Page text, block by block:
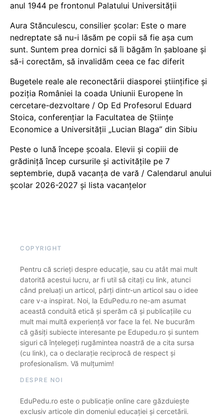
anul 1944 pe frontonul Palatului Universității
Aura Stănculescu, consilier școlar: Este o mare
nedreptate să nu-i lăsăm pe copii să fie așa cum
sunt. Suntem prea dornici să îi băgăm în șabloane și
să-i corectăm, să invalidăm ceea ce fac diferit
Bugetele reale ale reconectării diasporei științifice și
poziția României la coada Uniunii Europene în
cercetare-dezvoltare / Op Ed Profesorul Eduard
Stoica, conferențiar la Facultatea de Științe
Economice a Universității „Lucian Blaga” din Sibiu
Peste o lună începe școala. Elevii și copiii de
grădiniță încep cursurile și activitățile pe 7
septembrie, după vacanța de vară / Calendarul anului
școlar 2026-2027 și lista vacanțelor
COPYRIGHT
Pentru că scrieți despre educație, sau cu atât mai mult
datorită acestui lucru, ar fi util să citați cu link, atunci
când preluați un articol, părți dintr-un articol sau o idee
care v-a inspirat. Noi, la EduPedu.ro ne-am asumat
această conduită etică și sperăm că și publicațiile cu
mult mai multă experiență vor face la fel. Ne bucurăm
că găsiți subiecte interesante pe Edupedu.ro și suntem
siguri că înțelegeți rugămintea noastră de a cita sursa
(cu link), ca o declarație reciprocă de respect și
profesionalism. Vă mulțumim!
DESPRE NOI
EduPedu.ro este o publicație online care găzduiește
exclusiv articole din domeniul educației și cercetării.